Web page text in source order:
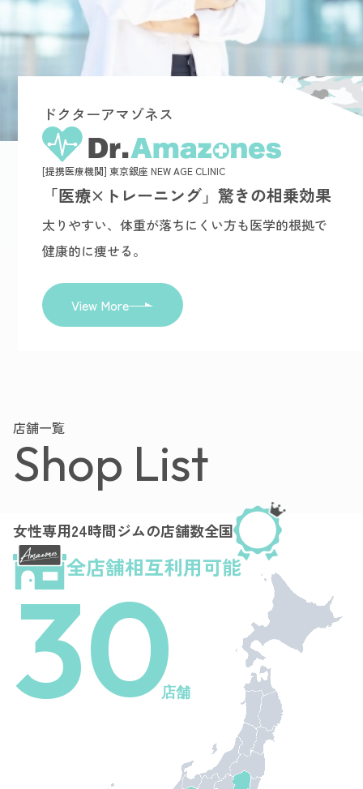
ドクターアマゾネス
[提携医療機関] 東京銀座 NEW AGE CLINIC
「医療×トレーニング」驚きの相乗効果
太りやすい、体重が落ちにくい方も医学的根拠で
健康的に痩せる。
View More
店舗一覧
Shop List
全店舗相互利用可能
女性専用24時間ジムの店舗数全国
30店舗